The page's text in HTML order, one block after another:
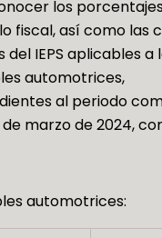
los
fiscal, así como las
del IEPS aplicables a
automotrices,
al periodo
de marzo de 2024,
automotrices: